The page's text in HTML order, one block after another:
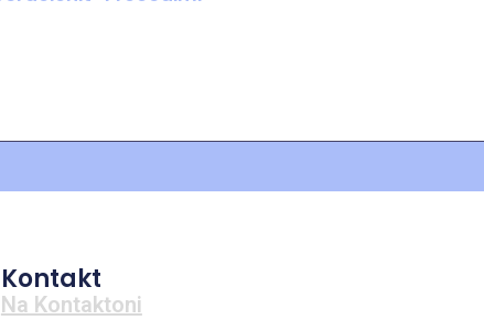
Kontakt
Na Kontaktoni